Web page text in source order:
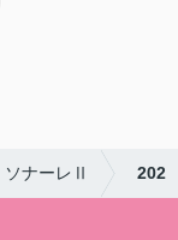
ソナーレⅡ 202